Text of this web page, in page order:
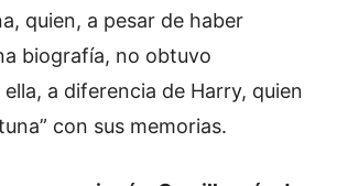
quien, a pesar de haber
biografía, no obtuvo
a diferencia de Harry, quien
con sus memorias.